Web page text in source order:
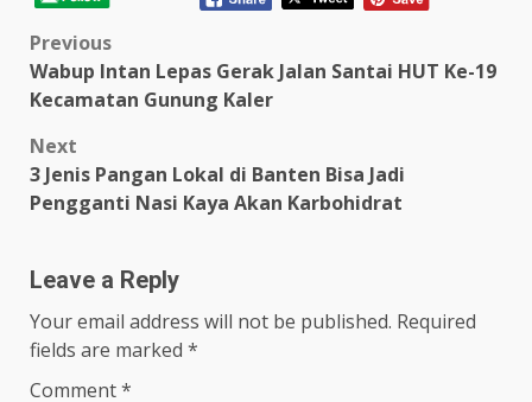
Post
navigation
Previous
Wabup Intan Lepas Gerak Jalan Santai HUT Ke-19
Kecamatan Gunung Kaler
Next
3 Jenis Pangan Lokal di Banten Bisa Jadi
Pengganti Nasi Kaya Akan Karbohidrat
Leave a Reply
Your email address will not be published. Required
fields are marked *
Comment*